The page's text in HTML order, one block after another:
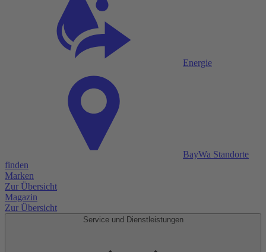
Energie
BayWa Standorte
finden
Marken
Zur Übersicht
Magazin
Zur Übersicht
Service und Dienstleistungen